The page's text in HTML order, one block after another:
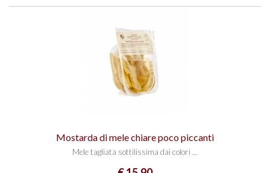
Mostarda di mele chiare poco piccanti
Mele tagliata sottilissima dai colori ...